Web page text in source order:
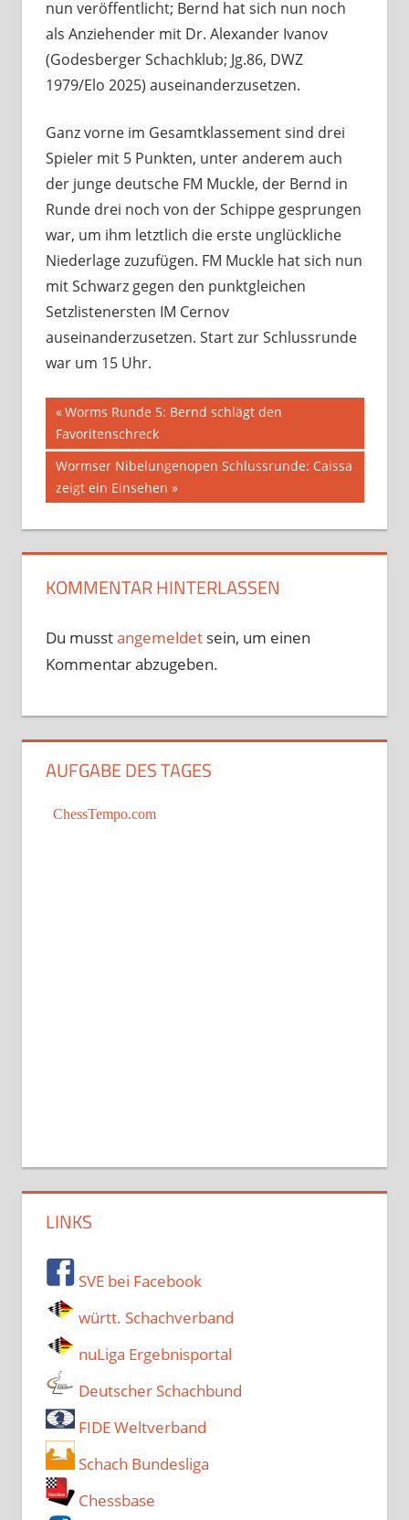
nun veröffentlicht; Bernd hat sich nun noch
als Anziehender mit Dr. Alexander Ivanov
(Godesberger Schachklub; Jg.86, DWZ
1979/Elo 2025) auseinanderzusetzen.
Ganz vorne im Gesamtklassement sind drei
Spieler mit 5 Punkten, unter anderem auch
der junge deutsche FM Muckle, der Bernd in
Runde drei noch von der Schippe gesprungen
war, um ihm letztlich die erste unglückliche
Niederlage zuzufügen. FM Muckle hat sich nun
mit Schwarz gegen den punktgleichen
Setzlistenersten IM Cernov
auseinanderzusetzen. Start zur Schlussrunde
war um 15 Uhr.
Beitragsnavigation
Vorheriger
Beitrag:
Worms Runde 5: Bernd schlägt den
Favoritenschreck
Nächster
Beitrag:
Wormser Nibelungenopen Schlussrunde: Caissa
zeigt ein Einsehen
KOMMENTAR HINTERLASSEN
Du musstangemeldetsein, um einen
Kommentar abzugeben.
AUFGABE DES TAGES
LINKS
SVE bei Facebook
württ. Schachverband
nuLiga Ergebnisportal
Deutscher Schachbund
FIDE Weltverband
Schach Bundesliga
Chessbase